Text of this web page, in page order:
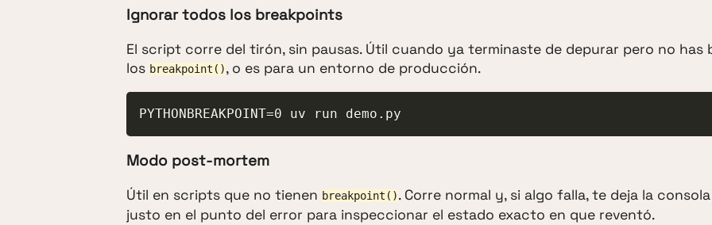
Ignorar todos los breakpoints
El script corre del tirón, sin pausas. Útil cuando ya terminaste de depurar pero no has
los breakpoint(), o es para un entorno de producción.
PYTHONBREAKPOINT=0 uv run demo.py
Modo post-mortem
Útil en scripts que no tienen breakpoint(). Corre normal y, si algo falla, te deja la consola
justo en el punto del error para inspeccionar el estado exacto en que reventó.